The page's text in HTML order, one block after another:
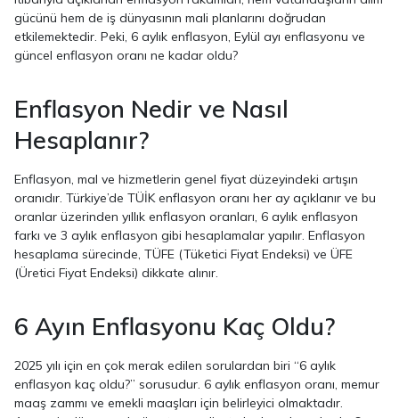
gücünü hem de iş dünyasının mali planlarını doğrudan
etkilemektedir. Peki, 6 aylık enflasyon, Eylül ayı enflasyonu ve
güncel enflasyon oranı ne kadar oldu?
Enflasyon Nedir ve Nasıl
Hesaplanır?
Enflasyon, mal ve hizmetlerin genel fiyat düzeyindeki artışın
oranıdır. Türkiye’de TÜİK enflasyon oranı her ay açıklanır ve bu
oranlar üzerinden yıllık enflasyon oranları, 6 aylık enflasyon
farkı ve 3 aylık enflasyon gibi hesaplamalar yapılır. Enflasyon
hesaplama sürecinde, TÜFE (Tüketici Fiyat Endeksi) ve ÜFE
(Üretici Fiyat Endeksi) dikkate alınır.
6 Ayın Enflasyonu Kaç Oldu?
2025 yılı için en çok merak edilen sorulardan biri “6 aylık
enflasyon kaç oldu?” sorusudur. 6 aylık enflasyon oranı, memur
maaş zammı ve emekli maaşları için belirleyici olmaktadır.